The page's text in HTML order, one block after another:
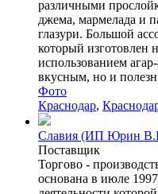
различными
джема, мармелада и
глазури. Большой
который изготовлен
использованием
вкусным, но и
Фото
Краснодар,
Славия (ИП Юрин
Поставщик
Торгово -
основана в июле